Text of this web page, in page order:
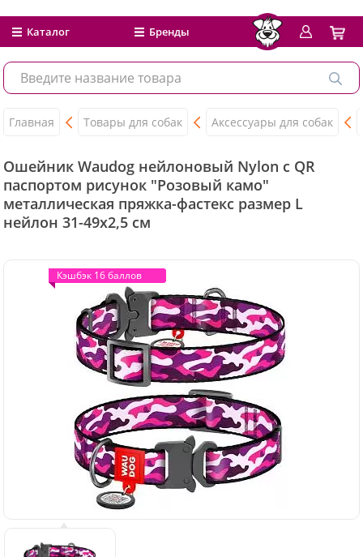
Каталог Бренды
Главная Товары для собак Аксессуары для собак
Ошейник Waudog нейлоновый Nylon c QR
паспортом рисунок "Розовый камо"
металлическая пряжка-фастекс размер L
нейлон 31-49x2,5 см
Кэшбэк 16 баллов
Кэшбэк 16 баллов